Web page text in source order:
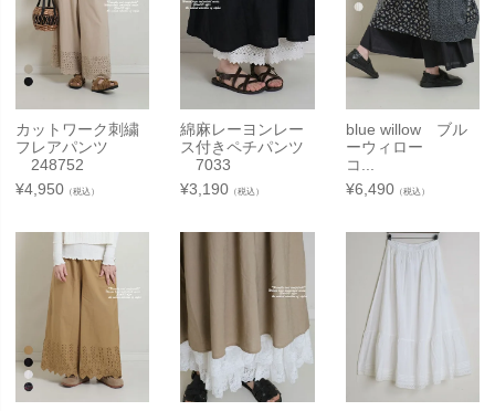
カットワーク刺繍
フレアパンツ
248752
¥4,950 （税込）
綿麻レーヨンレー
ス付きペチパンツ
7033
¥3,190 （税込）
blue willow ブル
ーウィロー
コ...
¥6,490（税込）